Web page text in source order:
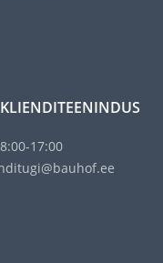
17:00